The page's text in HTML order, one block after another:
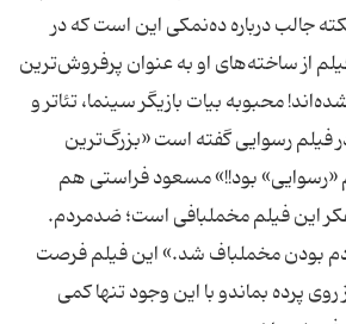
جالب درباره ده‌نمكی این است كه در
فیلم از ساخته‌های او به عنوان پرفروش‌ترین
محبوبه بیات بازیگر سینما، تئاتر و
فیلم رسوایی گفته است «بزرگ‌ترین
«رسوایی» بود!!» مسعود فراستی هم
این فیلم مخملبافی است؛ ضدمردم.
بودن مخملباف شد.» این فیلم فرصت
تا در مدت 120 روز روی پرده بماندو با این وجود تنها كمی